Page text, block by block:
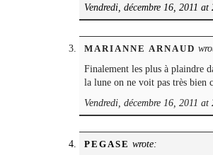
Vendredi, décembre 16, 2011 at
MARIANNE ARNAUD
Finalement les plus à plaindre
la lune on ne voit pas très bien
Vendredi, décembre 16, 2011 at
PEGASE wrote: